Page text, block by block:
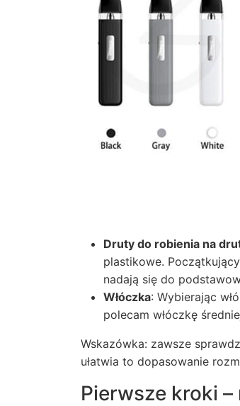
Druty do robienia na
plastikowe.
nadają się do
Włóczka: Wybierając
polecam włóczkę
Wskazówka: zawsze
ułatwia to dopasowanie
Pierwsze kroki